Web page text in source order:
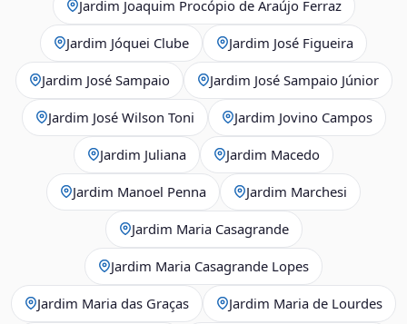
Jardim Joaquim Procópio de Araújo Ferraz
Jardim Jóquei Clube Jardim José Figueira
Jardim José Sampaio Jardim José Sampaio Júnior
Jardim José Wilson Toni Jardim Jovino Campos
Jardim Juliana Jardim Macedo
Jardim Manoel Penna Jardim Marchesi
Jardim Maria Casagrande
Jardim Maria Casagrande Lopes
Jardim Maria das Graças Jardim Maria de Lourdes